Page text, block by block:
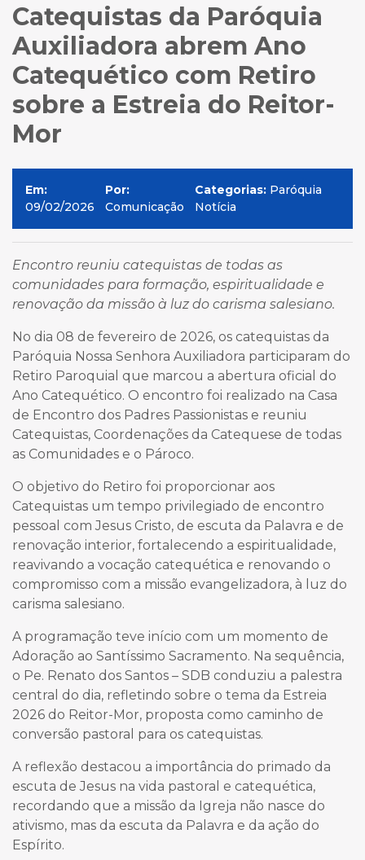
Catequistas da Paróquia
Auxiliadora abrem Ano
Catequético com Retiro
sobre a Estreia do Reitor-
Mor
Em:
09/02/2026
Por:
Comunicação
Categorias: Paróquia
Notícia
Encontro reuniu catequistas de todas as
comunidades para formação, espiritualidade e
renovação da missão à luz do carisma salesiano.
No dia 08 de fevereiro de 2026, os catequistas da
Paróquia Nossa Senhora Auxiliadora participaram do
Retiro Paroquial que marcou a abertura oficial do
Ano Catequético. O encontro foi realizado na Casa
de Encontro dos Padres Passionistas e reuniu
Catequistas, Coordenações da Catequese de todas
as Comunidades e o Pároco.
O objetivo do Retiro foi proporcionar aos
Catequistas um tempo privilegiado de encontro
pessoal com Jesus Cristo, de escuta da Palavra e de
renovação interior, fortalecendo a espiritualidade,
reavivando a vocação catequética e renovando o
compromisso com a missão evangelizadora, à luz do
carisma salesiano.
A programação teve início com um momento de
Adoração ao Santíssimo Sacramento. Na sequência,
o Pe. Renato dos Santos – SDB conduziu a palestra
central do dia, refletindo sobre o tema da Estreia
2026 do Reitor-Mor, proposta como caminho de
conversão pastoral para os catequistas.
A reflexão destacou a importância do primado da
escuta de Jesus na vida pastoral e catequética,
recordando que a missão da Igreja não nasce do
ativismo, mas da escuta da Palavra e da ação do
Espírito.